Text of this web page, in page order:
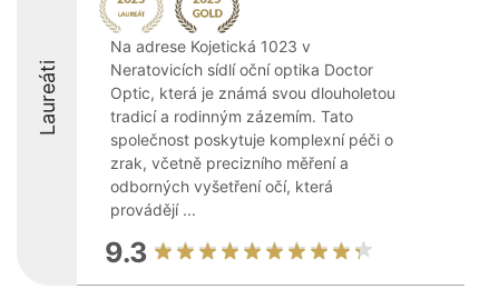
Laureáti
Na adrese Kojetická 1023 v
Neratovicích sídlí oční optika Doctor
Optic, která je známá svou dlouholetou
tradicí a rodinným zázemím. Tato
společnost poskytuje komplexní péči o
zrak, včetně precizního měření a
odborných vyšetření očí, která
provádějí ...
9.3